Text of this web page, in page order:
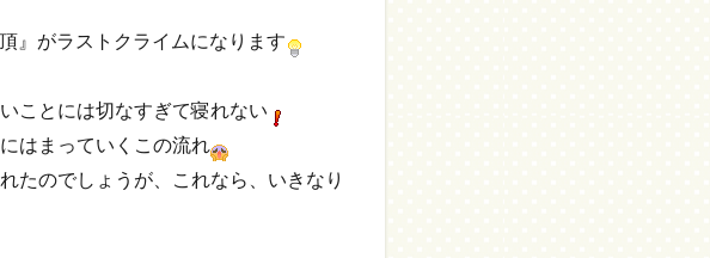
』がラストクライムになります
ことには切なすぎて寝れない
はまっていくこの流れ
たのでしょうが、これなら、いきなり